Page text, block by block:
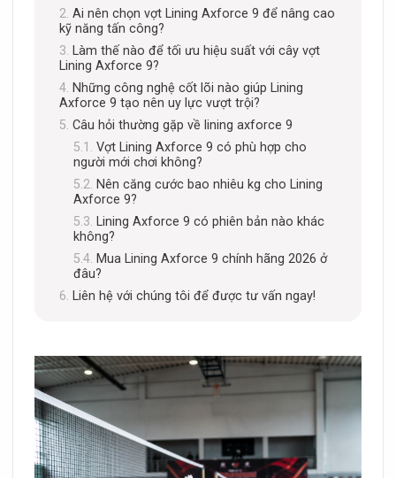
Ai nên chọn vợt Lining Axforce 9 để nâng cao
kỹ năng tấn công?
Làm thế nào để tối ưu hiệu suất với cây vợt
Lining Axforce 9?
Những công nghệ cốt lõi nào giúp Lining
Axforce 9 tạo nên uy lực vượt trội?
Câu hỏi thường gặp về lining axforce 9
Vợt Lining Axforce 9 có phù hợp cho
người mới chơi không?
Nên căng cước bao nhiêu kg cho Lining
Axforce 9?
Lining Axforce 9 có phiên bản nào khác
không?
Mua Lining Axforce 9 chính hãng 2026 ở
đâu?
Liên hệ với chúng tôi để được tư vấn ngay!